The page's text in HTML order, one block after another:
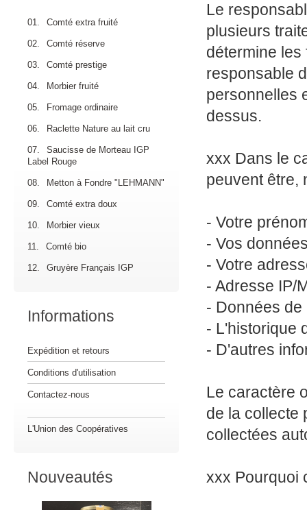
Le
plusieurs
détermine les
responsable
personnelles
dessus.
xxx Dans le
peuvent être,
- Votre
- Vos
- Votre
- Adresse IP/
- Données
- L'historique
- D'autres
Le caractère
de la collecte
collectées
xxx Pourquoi
01. Comté extra fruité
02. Comté réserve
03. Comté prestige
04. Morbier fruité
05. Fromage ordinaire
06. Raclette Nature au lait cru
07.
Saucisse de Morteau IGP
Label Rouge
08. Metton à Fondre "LEHMANN"
09. Comté extra doux
10. Morbier vieux
11. Comté bio
12. Gruyère Français IGP
Informations
Expédition et retours
Conditions d'utilisation
Contactez-nous
L'Union des Coopératives
Nouveautés